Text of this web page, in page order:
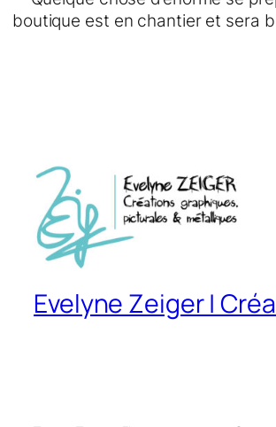
boutique est en chantier et sera
Evelyne Zeiger |